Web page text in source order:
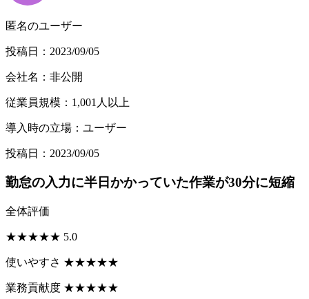
匿名のユーザー
投稿日：2023/09/05
会社名：非公開
従業員規模：1,001人以上
導入時の立場：ユーザー
投稿日：2023/09/05
勤怠の入力に半日かかっていた作業が30分に短縮
全体評価
★★★★★ 5.0
使いやすさ ★★★★★
業務貢献度 ★★★★★